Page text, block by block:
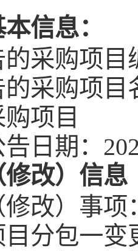
信息：
采购项目
的采购项目
项目
日期：
改）信息
修改）事项
目分包一变